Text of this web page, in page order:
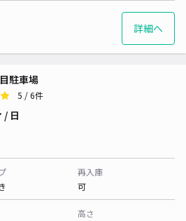
詳細へ
駐車場
5 / 6件
/ 日
再入庫
可
高さ